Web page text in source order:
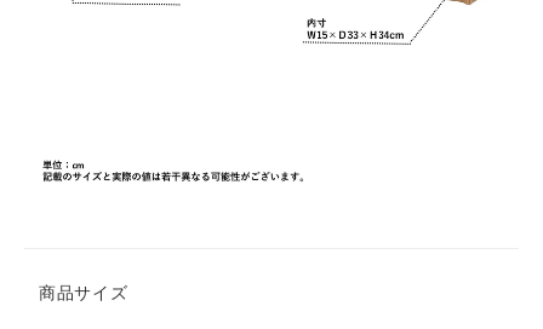
商品サイズ